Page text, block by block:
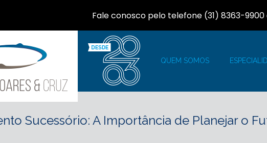
QUEM SOMOS
Sucessório: A Importância de Planejar o
Fale conosco pelo telefone (31) 8363-